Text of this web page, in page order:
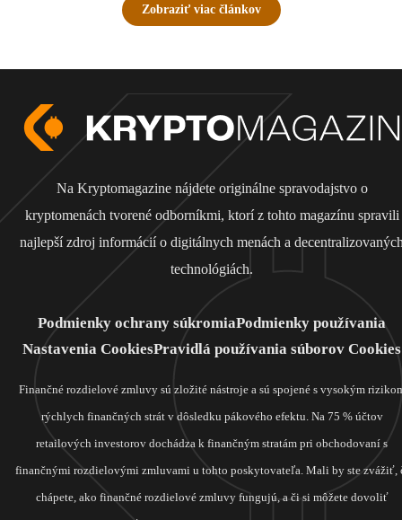
Zobraziť viac článkov
Na Kryptomagazine nájdete originálne spravodajstvo o
kryptomenách tvorené odborníkmi, ktorí z tohto magazínu spravili
najlepší zdroj informácií o digitálnych menách a
technológiách.
Podmienky ochrany súkromiaPodmienky používania
Nastavenia CookiesPravidlá používania súborov Cookies
Finančné rozdielové zmluvy sú zložité nástroje a sú spojené s vysokým
rýchlych finančných strát v dôsledku pákového efektu. Na 75 % účtov
retailových investorov dochádza k finančným stratám pri obchodovaní s
finančnými rozdielovými zmluvami u tohto poskytovateľa. Mali by ste zvážiť,
chápete, ako finančné rozdielové zmluvy fungujú, a či si môžete dovoliť